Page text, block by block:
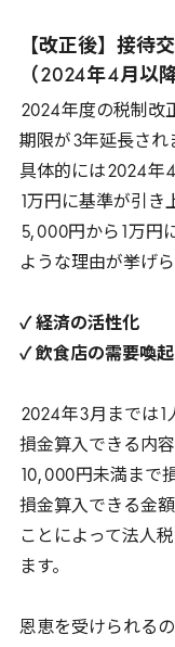
【改正後】接待
（2024年4月以降
2024年度の税制改
期限が3年延長され
具体的には2024年4
万円に基準が引き
5,000円から
万円
ような理由が挙げら
✓ 経済の活性化
✓ 飲食店の需要喚起
2024年3月までは
損金算入できる内容
10,000円未満まで
損金算入できる金
ことによって法人
ます。
恩恵を受けられる